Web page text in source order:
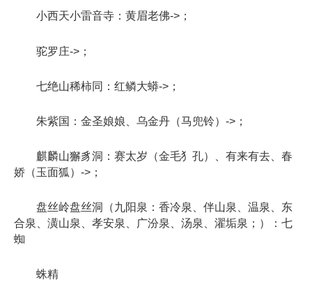
小西天小雷音寺：黄眉老佛->；
驼罗庄->；
七绝山稀柿同：红鳞大蟒->；
朱紫国：金圣娘娘、乌金丹（马兜铃）->；
麒麟山獬豸洞：赛太岁（金毛犭孔）、有来有去、春
娇（玉面狐）->；
盘丝岭盘丝洞（九阳泉：香冷泉、伴山泉、温泉、东
合泉、潢山泉、孝安泉、广汾泉、汤泉、濯垢泉；）：七
蜘
蛛精